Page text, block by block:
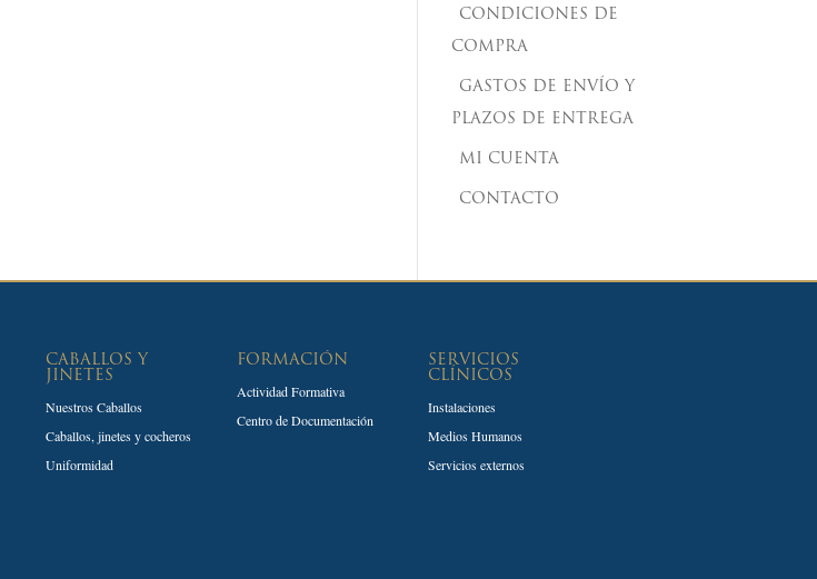
CONDICIONES DE
COMPRA
GASTOS DE ENVÍO Y
PLAZOS DE ENTREGA
MI CUENTA
CONTACTO
CABALLOS Y
JINETES
Nuestros Caballos
Caballos, jinetes y cocheros
Uniformidad
FORMACIÓN
Actividad Formativa
Centro de Documentación
SERVICIOS
CLÍNICOS
Instalaciones
Medios Humanos
Servicios externos